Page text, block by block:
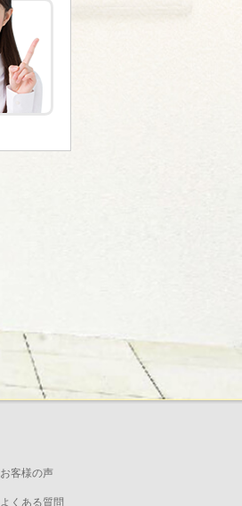
お客様の声
よくある質問